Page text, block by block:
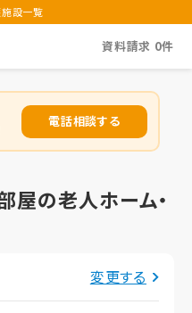
施設一覧
資料請求 0件
電話相談する
屋の老人ホーム・
変更する